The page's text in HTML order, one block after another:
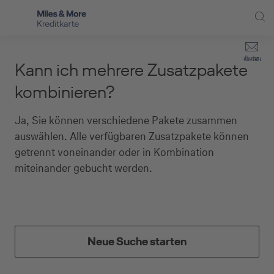
Direkt zur Suche (Enter drücken)
Kontakt
Suche
Selbstständige
Service
Schritt für Schritt zur neuen Karte
Kreditkarte empfehlen
Kann ich mehrere Zusatzpakete
kombinieren?
Ja, Sie können verschiedene Pakete zusammen
auswählen. Alle verfügbaren Zusatzpakete können
getrennt voneinander oder in Kombination
miteinander gebucht werden.
Neue Suche starten